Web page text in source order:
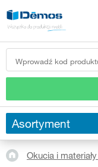
Asortyment
Okucia i